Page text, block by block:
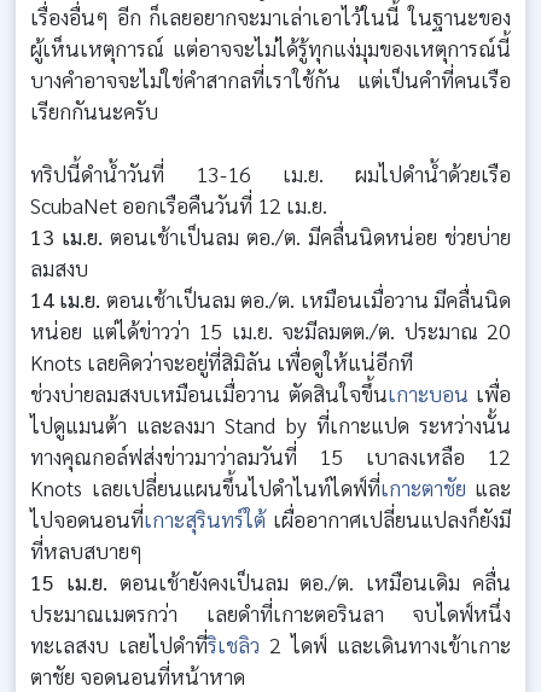
เรื่องอื่นๆ อีก ก็เลยอยากจะมาเล่าเอาไว้ในนี้ ในฐานะของ
ผู้เห็นเหตุการณ์ แต่อาจจะไม่ได้รู้ทุกแง่มุมของเหตุการณ์นี้
บางคำอาจจะไม่ใช่คำสากลที่เราใช้กัน แต่เป็นคำที่คนเรือ
เรียกกันนะครับ
ทริปนี้ดำน้ำวันที่ 13-16 เม.ย. ผมไปดำน้ำด้วยเรือ
ScubaNet ออกเรือคืนวันที่ 12 เม.ย.
13 เม.ย. ตอนเช้าเป็นลม ตอ./ต. มีคลื่นนิดหน่อย ช่วยบ่าย
ลมสงบ
14 เม.ย. ตอนเช้าเป็นลม ตอ./ต. เหมือนเมื่อวาน มีคลื่นนิด
หน่อย แต่ได้ข่าวว่า 15 เม.ย. จะมีลมตต./ต. ประมาณ 20
Knots เลยคิดว่าจะอยู่ที่สิมิลัน เพื่อดูให้แน่อีกที
ช่วงบ่ายลมสงบเหมือนเมื่อวาน ตัดสินใจขึ้นเกาะบอน เพื่อ
ไปดูแมนต้า และลงมา Stand by ที่เกาะแปด ระหว่างนั้น
ทางคุณกอล์ฟส่งข่าวมาว่าลมวันที่ 15 เบาลงเหลือ 12
Knots เลยเปลี่ยนแผนขึ้นไปดำไนท์ไดฟ์ที่เกาะตาชัย และ
ไปจอดนอนที่เกาะสุรินทร์ใต้เผื่ออากาศเปลี่ยนแปลงก็ยังมี
ที่หลบสบายๆ
15 เม.ย. ตอนเช้ายังคงเป็นลม ตอ./ต. เหมือนเดิม คลื่น
ประมาณเมตรกว่า เลยดำที่เกาะตอรินลา จบไดฟ์หนึ่ง
ทะเลสงบ เลยไปดำที่ริเชลิว 2 ไดฟ์ และเดินทางเข้าเกาะ
ตาชัย จอดนอนที่หน้าหาด